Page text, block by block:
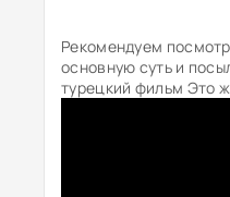
Рекомендуем
основную суть и
турецкий фильм Это